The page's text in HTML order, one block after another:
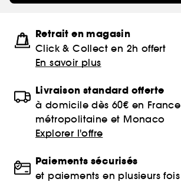
Retrait en magasin
Click & Collect en 2h offert
En savoir plus
Livraison standard offerte
à domicile dès 60€ en France
métropolitaine et Monaco
Explorer l'offre
Paiements sécurisés
et paiements en plusieurs fois